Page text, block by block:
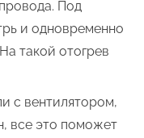
Под
и одновременно
такой отогрев
с вентилятором,
все это поможет